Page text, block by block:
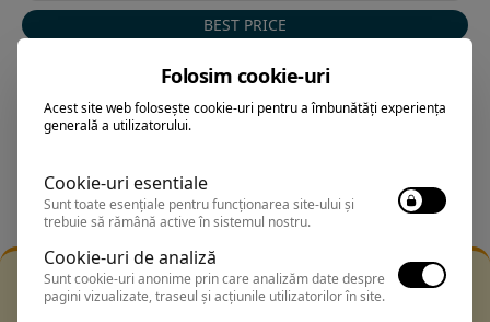
BEST PRICE
Exclusiv Paradis
Stele 1-5
Filtrarea nu a returnat niciun rezultat
Incearca sa folosesti o cautarea mai generala sau alege
Folosim cookie-uri
Acest site web folosește cookie-uri pentru a îmbunătăți experiența
generală a utilizatorului.
Cookie-uri esentiale
Sunt toate esențiale pentru funcționarea site-ului și
trebuie să rămână active în sistemul nostru.
Cookie-uri de analiză
Sunt cookie-uri anonime prin care analizăm date despre
pagini vizualizate, traseul și acțiunile utilizatorilor în site.